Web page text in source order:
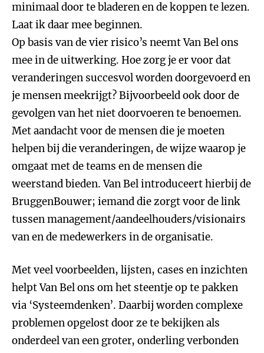
minimaal door te bladeren en de koppen te lezen.
Laat ik daar mee beginnen.
Op basis van de vier risico’s neemt Van Bel ons
mee in de uitwerking. Hoe zorg je er voor dat
veranderingen succesvol worden doorgevoerd en
je mensen meekrijgt? Bijvoorbeeld ook door de
gevolgen van het niet doorvoeren te benoemen.
Met aandacht voor de mensen die je moeten
helpen bij die veranderingen, de wijze waarop je
omgaat met de teams en de mensen die
weerstand bieden. Van Bel introduceert hierbij de
BruggenBouwer; iemand die zorgt voor de link
tussen management/aandeelhouders/visionairs
van en de medewerkers in de organisatie.
Met veel voorbeelden, lijsten, cases en inzichten
helpt Van Bel ons om het steentje op te pakken
via ‘Systeemdenken’. Daarbij worden complexe
problemen opgelost door ze te bekijken als
onderdeel van een groter, onderling verbonden